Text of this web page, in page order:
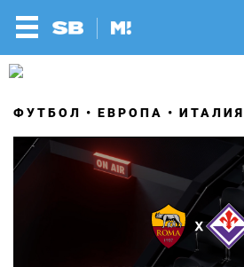
ФУТБОЛ ЕВРОПА ИТАЛИЯ